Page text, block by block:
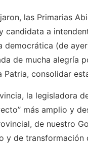
las Primarias
candidata a
democrática (de
de mucha alegría
consolidar
la legisladora
más amplio y
de nuestro
y de transformación